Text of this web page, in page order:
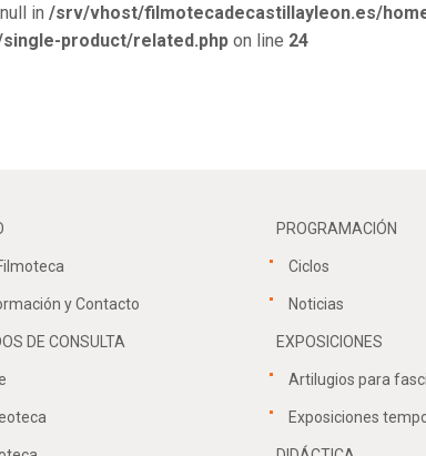
in /srv/vhost/filmotecadecastillayleon.es/
product/related.php on line 24
y Contacto
DE CONSULTA
PROGRAMACIÓN
Ciclos
Noticias
EXPOSICIONES
Artilugios para
Exposiciones